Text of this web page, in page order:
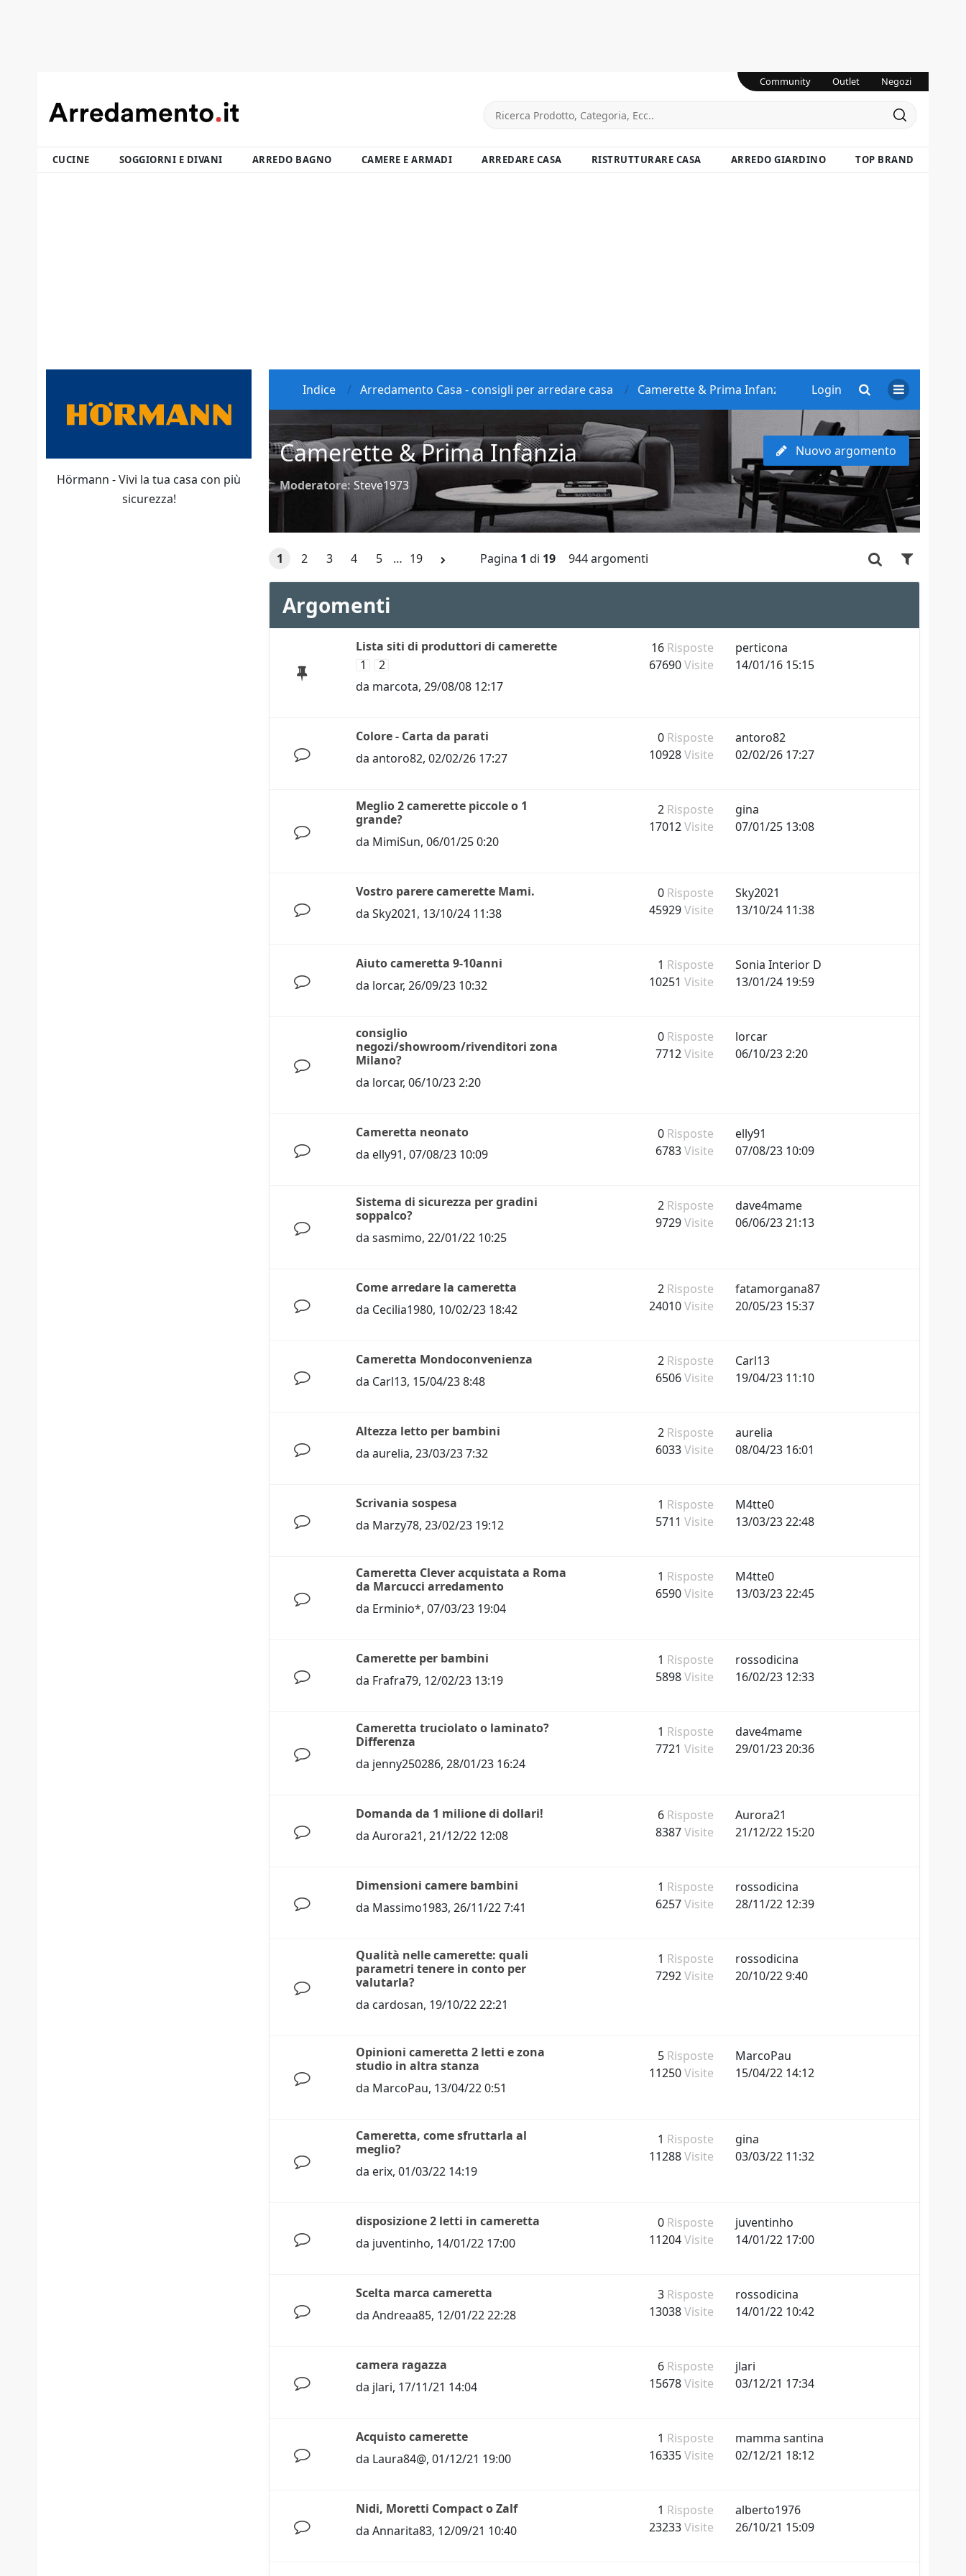
Community Outlet Negozi
CUCINE SOGGIORNI E DIVANI ARREDO BAGNO CAMERE E ARMADI ARREDARE CASA RISTRUTTURARE CASA ARREDO GIARDINO TOP BRAND
Login
Indice Arredamento Casa - consigli per arredare casa Camerette & Prima Infanzia
Camerette & Prima Infanzia
Moderatore: Steve1973
Nuovo argomento
1 2 3 4 5 … 19 Pagina 1 di 19 944 argomenti
Argomenti
Lista siti di produttori di camerette
1
2
da marcota,29/08/08 12:17
16 Risposte
67690Visite
perticona
14/01/16 15:15
Colore - Carta da parati
daantoro82,02/02/26 17:27
0 Risposte
10928Visite
antoro82
02/02/26 17:27
Meglio 2 camerette piccole o 1
grande?
da MimiSun,06/01/25 0:20
2 Risposte
17012Visite
gina
07/01/25 13:08
Vostro parere camerette Mami.
daSky2021, 13/10/24 11:38
0 Risposte
45929Visite
Sky2021
13/10/24 11:38
Aiuto cameretta 9-10anni
da lorcar,26/09/23 10:32
1 Risposte
10251 Visite
Sonia Interior D
13/01/24 19:59
consiglio
negozi/showroom/rivenditori zona
Milano?
da lorcar,06/10/23 2:20
0 Risposte
7712Visite
lorcar
06/10/23 2:20
Cameretta neonato
da elly91,07/08/23 10:09
0 Risposte
6783Visite
elly91
07/08/23 10:09
Sistema di sicurezza per gradini
soppalco?
dasasmimo,22/01/22 10:25
2 Risposte
9729Visite
dave4mame
06/06/23 21:13
Come arredare la cameretta
da Cecilia1980, 10/02/23 18:42
2 Risposte
24010Visite
fatamorgana87
20/05/23 15:37
Cameretta Mondoconvenienza
da Carl13, 15/04/23 8:48
2 Risposte
6506Visite
Carl13
19/04/23 11:10
Altezza letto per bambini
daaurelia,23/03/23 7:32
2 Risposte
6033Visite
aurelia
08/04/23 16:01
Scrivania sospesa
da Marzy78,23/02/23 19:12
1 Risposte
5711 Visite
M4tte0
13/03/23 22:48
Cameretta Clever acquistata a Roma
da Marcucci arredamento
da Erminio*,07/03/23 19:04
1 Risposte
6590Visite
M4tte0
13/03/23 22:45
Camerette per bambini
da Frafra79, 12/02/23 13:19
1 Risposte
5898Visite
rossodicina
16/02/23 12:33
Cameretta truciolato o laminato?
Differenza
da jenny250286,28/01/23 16:24
1 Risposte
7721 Visite
dave4mame
29/01/23 20:36
Domanda da 1 milione di dollari!
daAurora21,21/12/22 12:08
6 Risposte
8387Visite
Aurora21
21/12/22 15:20
Dimensioni camere bambini
da Massimo1983,26/11/22 7:41
1 Risposte
6257Visite
rossodicina
28/11/22 12:39
Qualità nelle camerette: quali
parametri tenere in conto per
valutarla?
da cardosan, 19/10/22 22:21
1 Risposte
7292Visite
rossodicina
20/10/22 9:40
Opinioni cameretta 2 letti e zona
studio in altra stanza
da MarcoPau, 13/04/22 0:51
5 Risposte
11250Visite
MarcoPau
15/04/22 14:12
Cameretta, come sfruttarla al
meglio?
da erix,01/03/22 14:19
1 Risposte
11288Visite
gina
03/03/22 11:32
disposizione 2 letti in cameretta
da juventinho, 14/01/22 17:00
0 Risposte
11204Visite
juventinho
14/01/22 17:00
Scelta marca cameretta
daAndreaa85, 12/01/22 22:28
3 Risposte
13038Visite
rossodicina
14/01/22 10:42
camera ragazza
da jlari, 17/11/21 14:04
6 Risposte
15678Visite
jlari
03/12/21 17:34
Acquisto camerette
da Laura84@,01/12/21 19:00
1 Risposte
16335Visite
mamma santina
02/12/21 18:12
Nidi, Moretti Compact o Zalf
daAnnarita83, 12/09/21 10:40
1 Risposte
23233Visite
alberto1976
26/10/21 15:09
Hörmann - Vivi la tua casa con più
sicurezza!